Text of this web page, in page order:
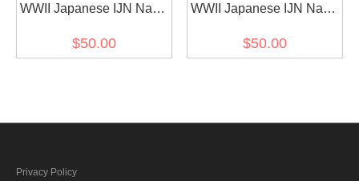
WWII Japanese IJN Navy
cap Green 第二次世界大
$50.00
WWII Japanese IJN Navy
Khaki 第二次世界大戦 日
$50.00
Privacy Policy